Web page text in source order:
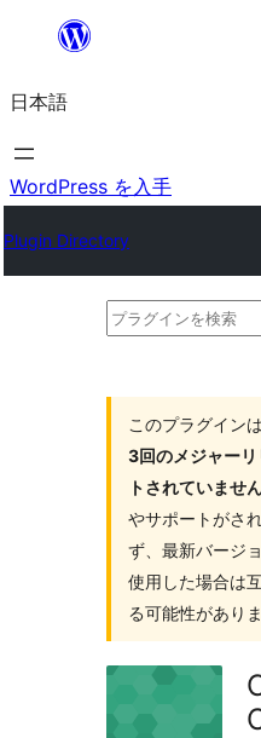
を
ス
キ
プ
日本語
WordPress を入手
Plugin Directory
プ
このプラグインは
3回のメジャー
トされていませ
やサポートがさ
ず、最新バージ
使用した場合は
る可能性がありま